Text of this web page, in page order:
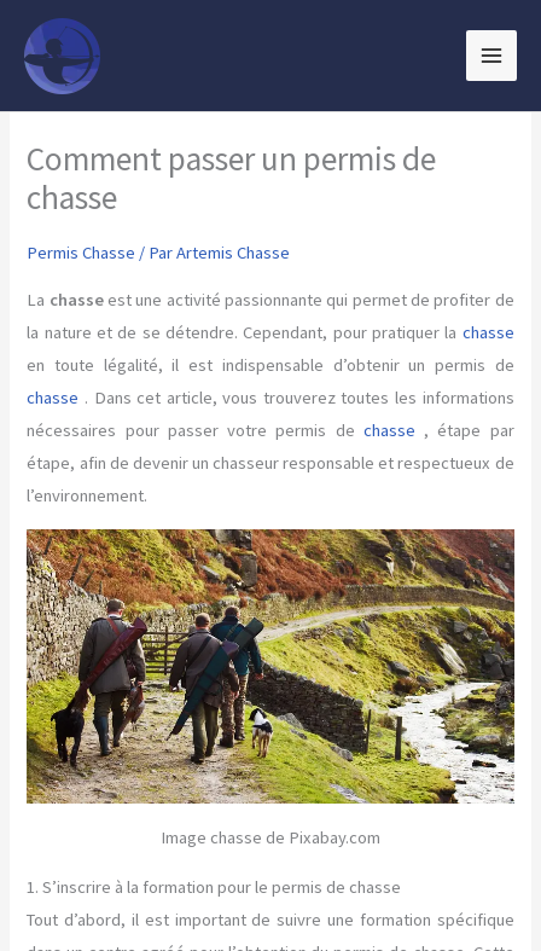
contenu
Comment passer un permis de
chasse
Permis Chasse / ParArtemis Chasse
La chasseest une activité passionnante qui permet de profiter de
la nature et de se détendre. Cependant, pour pratiquer la chasse
en toute légalité, il est indispensable d’obtenir un permis de
chasse . Dans cet article, vous trouverez toutes les informations
nécessaires pour passer votre permis de chasse , étape par
étape, afin de devenir un chasseur responsable et respectueux de
l’environnement.
Image chasse de Pixabay.com
1. S’inscrire à la formation pour le permis de chasse
Tout d’abord, il est important de suivre une formation spécifique